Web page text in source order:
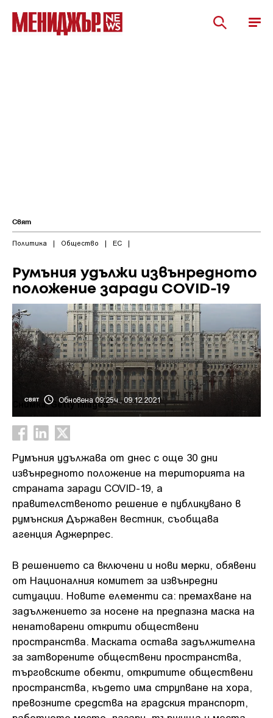
Свят
Политика | Общество | ЕС |
Румъния удължи извънредното
положение заради COVID-19
СВЯТ Обновена 09:25ч., 09.12.2021
Снимка: Getty Images
Румъния удължава от днес с още 30 дни
извънредното положение на територията на
страната заради COVID-19, а
правителственото решение е публикувано в
румънския Държавен вестник, съобщава
агенция Аджерпрес.
В решението са включени и нови мерки, обявени
от Националния комитет за извънредни
ситуации. Новите елементи са: премахване на
задължението за носене на предпазна маска на
ненатоварени открити обществени
пространства. Маската остава задължителна
за затворените обществени пространства,
търговските обекти, откритите обществени
пространства, където има струпване на хора,
превозните средства на градския транспорт,